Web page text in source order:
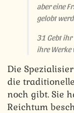
aber eine
gelobt
31 Gebt ihr
ihre Werke
Die
die
noch gibt. Sie
Reichtum